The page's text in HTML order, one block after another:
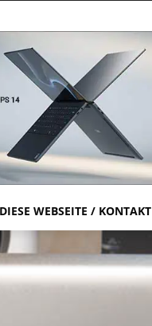
WEBSEITE / KONTAKT